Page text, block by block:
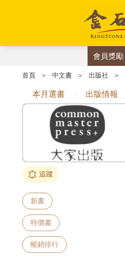
會員獎勵
首頁 ＞ 中文書 ＞ 出版社 ＞
本月選書 出版情報
追蹤
新書
特價書
暢銷排行